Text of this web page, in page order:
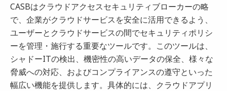
CASBはクラウドアクセスセキュリティブローカーの略
で、企業がクラウドサービスを安全に活用できるよう、
ユーザーとクラウドサービスの間でセキュリティポリシ
ーを管理・施行する重要なツールです。このツールは、
シャドーITの検出、機密性の高いデータの保全、様々な
脅威への対応、およびコンプライアンスの遵守といった
幅広い機能を提供します。具体的には、クラウドアプリ